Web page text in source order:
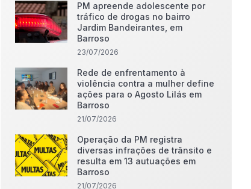
PM apreende adolescente por
tráfico de drogas no bairro
Jardim Bandeirantes, em
Barroso
23/07/2026
Rede de enfrentamento à
violência contra a mulher define
ações para o Agosto Lilás em
Barroso
21/07/2026
Operação da PM registra
diversas infrações de trânsito e
resulta em 13 autuações em
Barroso
21/07/2026